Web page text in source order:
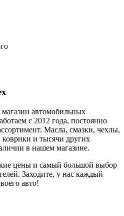
автомобильных
с 2012 года, постоянно
Масла, смазки, чехлы,
и тысячи других
в нашем магазине.
цены и самый большой выбор
Заходите, у нас каждый
авто!